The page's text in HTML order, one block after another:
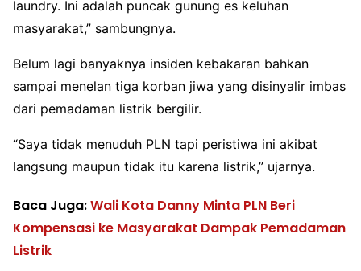
laundry. Ini adalah puncak gunung es keluhan
masyarakat,” sambungnya.
Belum lagi banyaknya insiden kebakaran bahkan
sampai menelan tiga korban jiwa yang disinyalir imbas
dari pemadaman listrik bergilir.
“Saya tidak menuduh PLN tapi peristiwa ini akibat
langsung maupun tidak itu karena listrik,” ujarnya.
Baca Juga:Wali Kota Danny Minta PLN Beri
Kompensasi ke Masyarakat Dampak Pemadaman
Listrik